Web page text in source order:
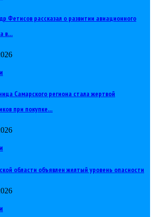
Фетисов рассказал о развитии авиационного
в…
Самарского региона стала жертвой
при покупке…
области объявлен желтый уровень опасности